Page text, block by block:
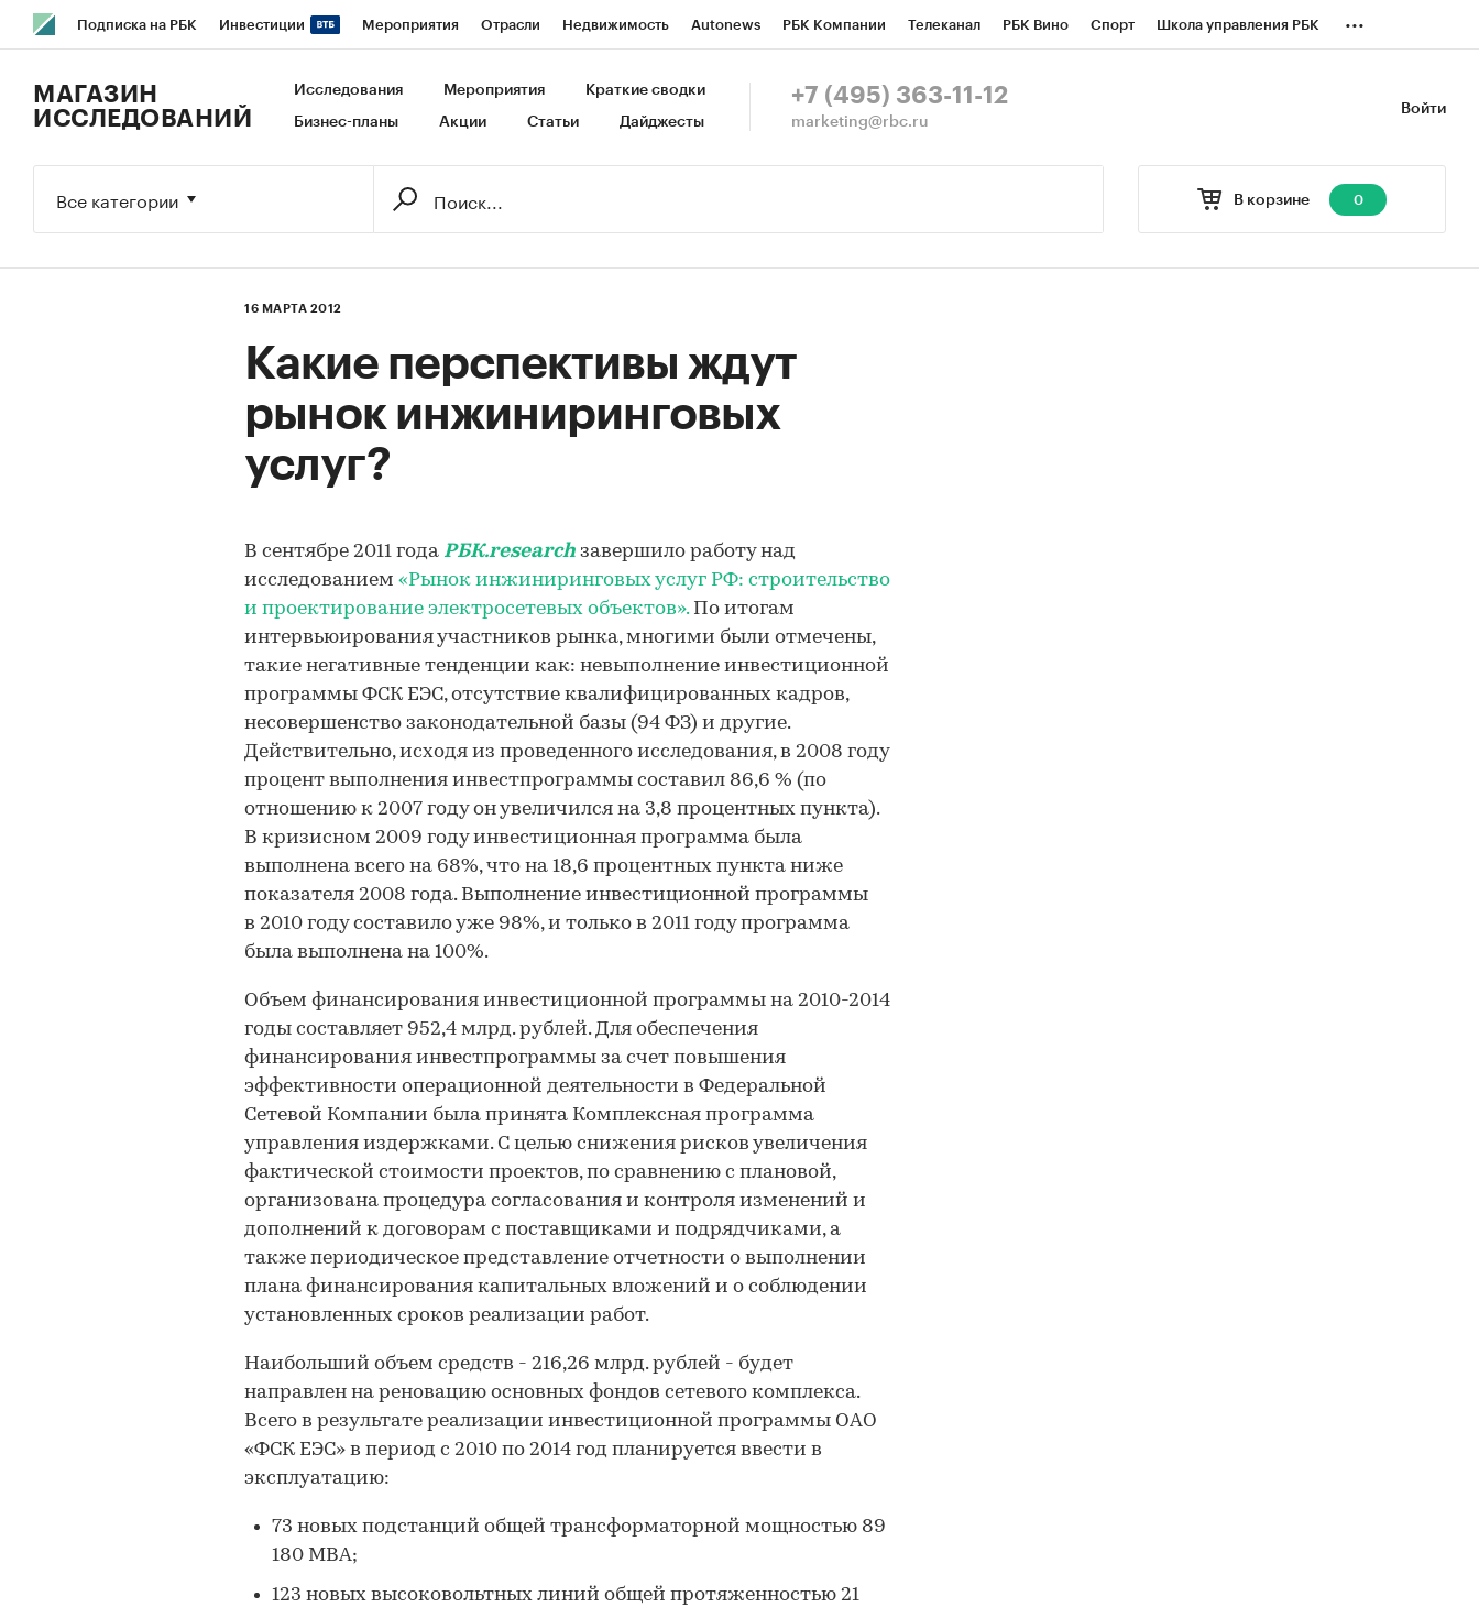
Подписка на РБК Инвестиции Мероприятия Отрасли Недвижимость Autonews РБК Компании Телеканал РБК Вино Спорт Школа управления РБК
Исследования Кредитные рейтинги Франшизы Газета Спецпроекты СПб Конференции СПб Спецпроекты
...
Войти
МАГАЗИН
ИССЛЕДОВАНИЙ
Исследования Мероприятия Краткие сводки
Бизнес-планы Акции Статьи Дайджесты
+7 (495) 363-11-12
marketing@rbc.ru
В корзине 0
Все категории
16 МАРТА 2012
Какие перспективы ждут
рынок инжиниринговых
услуг?
В сентябре 2011 года РБК.research завершило работу над
исследованием «Рынок инжиниринговых услуг РФ: строительство
и проектирование электросетевых объектов».По итогам
интервьюирования участников рынка, многими были отмечены,
такие негативные тенденции как: невыполнение инвестиционной
программы ФСК ЕЭС, отсутствие квалифицированных кадров,
несовершенство законодательной базы (94 ФЗ) и другие.
Действительно, исходя из проведенного исследования, в 2008 году
процент выполнения инвестпрограммы составил 86,6 % (по
отношению к 2007 году он увеличился на 3,8 процентных пункта).
В кризисном 2009 году инвестиционная программа была
выполнена всего на 68%, что на 18,6 процентных пункта ниже
показателя 2008 года. Выполнение инвестиционной программы
в 2010 году составило уже 98%, и только в 2011 году программа
была выполнена на 100%.
Объем финансирования инвестиционной программы на 2010-2014
годы составляет 952,4 млрд. рублей. Для обеспечения
финансирования инвестпрограммы за счет повышения
эффективности операционной деятельности в Федеральной
Сетевой Компании была принята Комплексная программа
управления издержками. С целью снижения рисков увеличения
фактической стоимости проектов, по сравнению с плановой,
организована процедура согласования и контроля изменений и
дополнений к договорам с поставщиками и подрядчиками, а
также периодическое представление отчетности о выполнении
плана финансирования капитальных вложений и о соблюдении
установленных сроков реализации работ.
Наибольший объем средств - 216,26 млрд. рублей - будет
направлен на реновацию основных фондов сетевого комплекса.
Всего в результате реализации инвестиционной программы ОАО
«ФСК ЕЭС» в период с 2010 по 2014 год планируется ввести в
эксплуатацию:
73 новых подстанций общей трансформаторной мощностью 89
180 МВА;
123 новых высоковольтных линий общей протяженностью 21